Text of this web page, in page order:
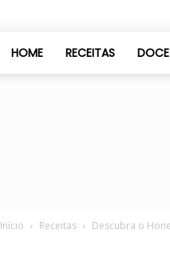
HOME RECEITAS
Início Receitas Descubra o